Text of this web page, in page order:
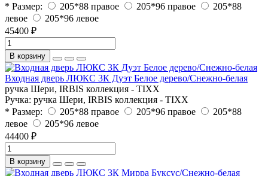
* Размер:
205*88 правое 205*96 правое
205*88
левое
205*96 левое
45400 ₽
В корзину
Входная дверь ЛЮКС 3К Дуэт Белое дерево/Снежно-белая
ручка Шери, IRBIS коллекция - TIXX
Ручка: ручка Шери, IRBIS коллекция - TIXX
* Размер:
205*88 правое 205*96 правое
205*88
левое
205*96 левое
44400 ₽
В корзину